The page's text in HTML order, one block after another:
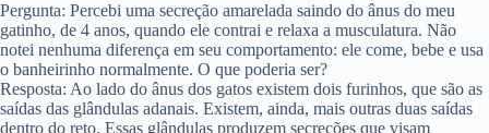
Pergunta: Percebi uma secreção amarelada saindo do ânus do meu
gatinho, de 4 anos, quando ele contrai e relaxa a musculatura. Não
notei nenhuma diferença em seu comportamento: ele come, bebe e usa
o banheirinho normalmente. O que poderia ser?
Resposta: Ao lado do ânus dos gatos existem dois furinhos, que são as
saídas das glândulas adanais. Existem, ainda, mais outras duas saídas
dentro do reto. Essas glândulas produzem secreções que visam